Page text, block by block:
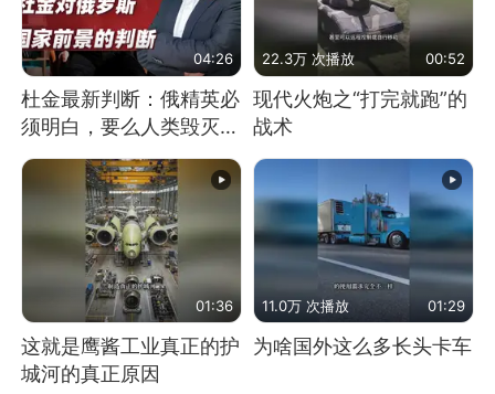
04:26
杜金最新判断：俄精英必
须明白，要么人类毁灭，
要么俄毁灭
22.3万 次播放 00:52
现代火炮之“打完就跑”的
战术
01:36
这就是鹰酱工业真正的护
城河的真正原因
11.0万 次播放 01:29
为啥国外这么多长头卡车